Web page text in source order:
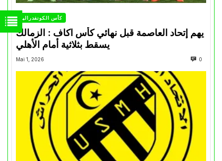
كأس الكونفدرالية
يهم إتحاد العاصمة قبل نهائي كأس اكاف : الزمالك
Mai 1, 2026 0